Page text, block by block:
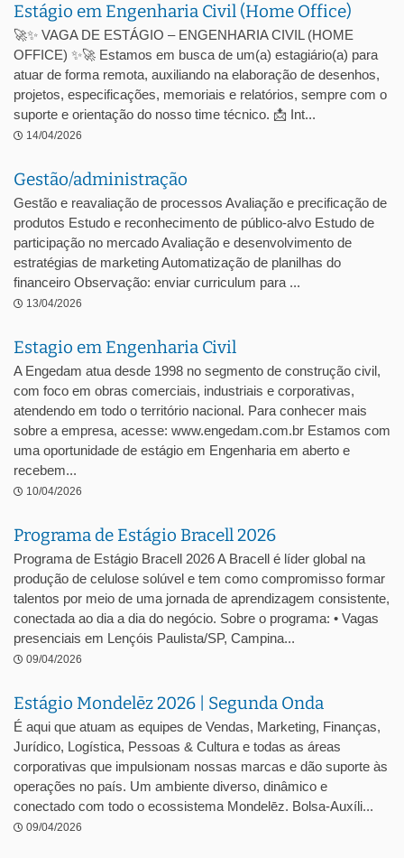
Estágio em Engenharia Civil (Home Office)
🚀✨ VAGA DE ESTÁGIO – ENGENHARIA CIVIL (HOME
OFFICE) ✨🚀 Estamos em busca de um(a) estagiário(a) para
atuar de forma remota, auxiliando na elaboração de desenhos,
projetos, especificações, memoriais e relatórios, sempre com o
suporte e orientação do nosso time técnico. 📩 Int...
14/04/2026
Gestão/administração
Gestão e reavaliação de processos Avaliação e precificação de
produtos Estudo e reconhecimento de público-alvo Estudo de
participação no mercado Avaliação e desenvolvimento de
estratégias de marketing Automatização de planilhas do
financeiro Observação: enviar curriculum para ...
13/04/2026
Estagio em Engenharia Civil
A Engedam atua desde 1998 no segmento de construção civil,
com foco em obras comerciais, industriais e corporativas,
atendendo em todo o território nacional. Para conhecer mais
sobre a empresa, acesse: www.engedam.com.br Estamos com
uma oportunidade de estágio em Engenharia em aberto e
recebem...
10/04/2026
Programa de Estágio Bracell 2026
Programa de Estágio Bracell 2026 A Bracell é líder global na
produção de celulose solúvel e tem como compromisso formar
talentos por meio de uma jornada de aprendizagem consistente,
conectada ao dia a dia do negócio. Sobre o programa: • Vagas
presenciais em Lençóis Paulista/SP, Campina...
09/04/2026
Estágio Mondelēz 2026 | Segunda Onda
É aqui que atuam as equipes de Vendas, Marketing, Finanças,
Jurídico, Logística, Pessoas & Cultura e todas as áreas
corporativas que impulsionam nossas marcas e dão suporte às
operações no país. Um ambiente diverso, dinâmico e
conectado com todo o ecossistema Mondelēz. Bolsa-Auxíli...
09/04/2026